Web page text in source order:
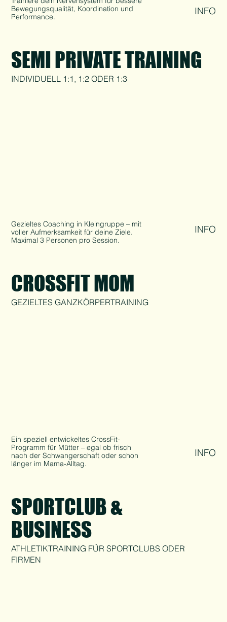
Bewegungsqualität, Koordination und
Performance.
INFO
CROSSFIT MOM
GEZIELTES GANZKÖRPERTRAINING
Ein speziell entwickeltes CrossFit-
Programm für Mütter – egal ob frisch
nach der Schwangerschaft oder schon
länger im Mama-Alltag.
INFO
SEMI PRIVATE TRAINING
INDIVIDUELL 1:1, 1:2 ODER 1:3
Gezieltes Coaching in Kleingruppe – mit
voller Aufmerksamkeit für deine Ziele.
Maximal 3 Personen pro Session.
INFO
SPORTCLUB &
BUSINESS
ATHLETIKTRAINING FÜR SPORTCLUBS ODER
FIRMEN